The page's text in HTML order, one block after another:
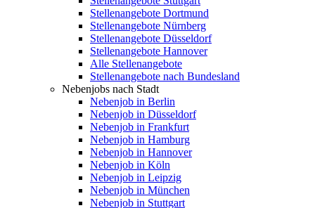
Stellenangebote Dortmund
Stellenangebote Nürnberg
Stellenangebote Düsseldorf
Stellenangebote Hannover
Alle Stellenangebote
Stellenangebote nach Bundesland
Nebenjobs nach Stadt
Nebenjob in Berlin
Nebenjob in Düsseldorf
Nebenjob in Frankfurt
Nebenjob in Hamburg
Nebenjob in Hannover
Nebenjob in Köln
Nebenjob in Leipzig
Nebenjob in München
Nebenjob in Stuttgart